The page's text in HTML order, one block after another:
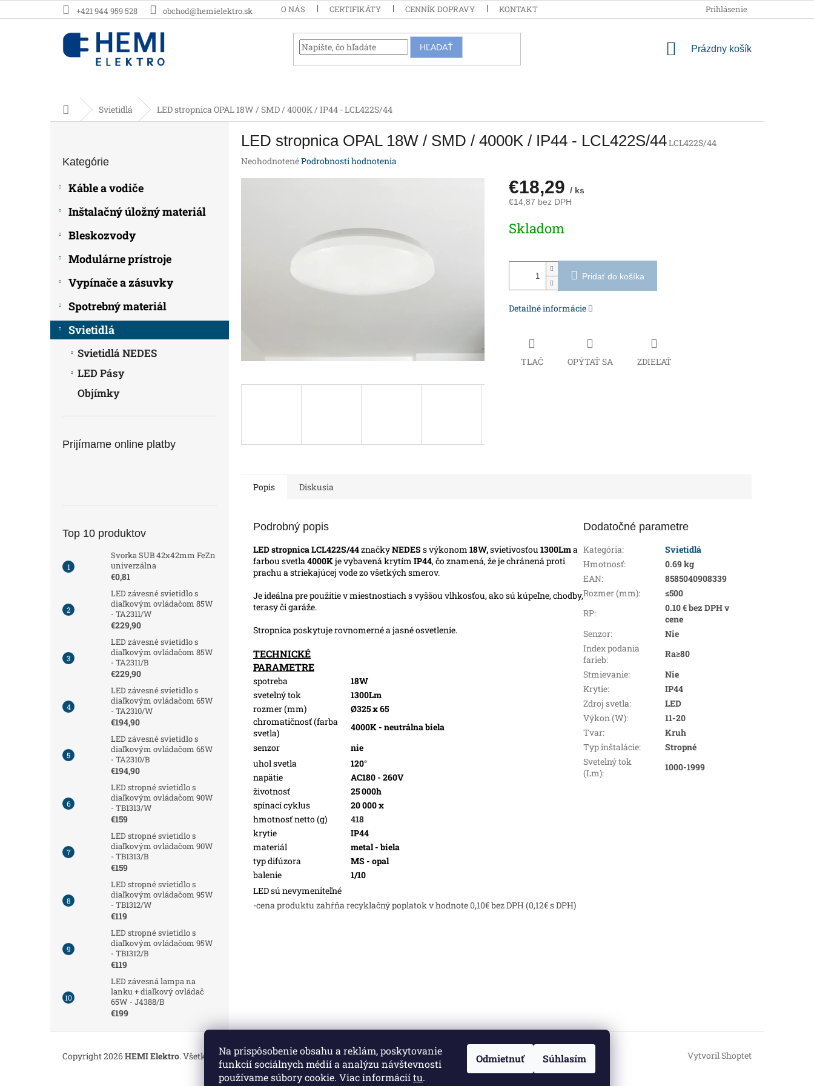
Na prispôsobenie obsahu a reklám, poskytovanie
funkcií sociálnych médií a analýzu návštevnosti
používame súbory cookie. Viac informáciítu.
Odmietnuť Súhlasím
na
+421 944 959 528 obchod@hemielektro.sk O NÁS CERTIFIKÁTY CENNÍK DOPRAVY KONTAKT PODMIENKY OCHRANY
Prihlásenie
HĽADAŤ
NÁKUPNÝ
Prázdny košík
DomovSvietidlá LED stropnica OPAL 18W / SMD / 4000K / IP44 - LCL422S/44
kategórie
Kategórie
Káble a vodiče
Inštalačný úložný materiál
Bleskozvody
Modulárne prístroje
Vypínače a zásuvky
Spotrebný materiál
Svietidlá
Svietidlá NEDES
LED Pásy
Objímky
Prijímame online platby
Top 10 produktov
Svorka SUB 42x42mm FeZn
univerzálna
€0,81
LED závesné svietidlo s
diaľkovým ovládačom 85W
- TA2311/W
€229,90
LED závesné svietidlo s
diaľkovým ovládačom 85W
- TA2311/B
€229,90
LED závesné svietidlo s
diaľkovým ovládačom 65W
- TA2310/W
€194,90
LED závesné svietidlo s
diaľkovým ovládačom 65W
- TA2310/B
€194,90
LED stropné svietidlo s
diaľkovým ovládačom 90W
- TB1313/W
€159
LED stropné svietidlo s
diaľkovým ovládačom 90W
- TB1313/B
€159
LED stropné svietidlo s
diaľkovým ovládačom 95W
- TB1312/W
€119
LED stropné svietidlo s
diaľkovým ovládačom 95W
- TB1312/B
€119
LED závesná lampa na
lanku + diaľkový ovládač
65W - J4388/B
€199
LED stropnica OPAL 18W / SMD / 4000K / IP44 - LCL422S/44LCL422S/44
Priemerné
NeohodnotenéPodrobnosti hodnotenia
€18,29 / ks
€14,87 bez DPH
cena:
Skladom
Pridať do košíka
Detailné informácie
TLAČ OPÝTAŤ SA ZDIEĽAŤ
Popis Diskusia
Podrobný popis
LED stropnica LCL422S/44značkyNEDES s výkonom 18W,svietivosťou 1300Lma
farbou svetla 4000K je vybavená krytím IP44, čo znamená, že je chránená proti
prachu a striekajúcej vode zo všetkých smerov.
Je ideálna pre použitie v miestnostiach s vyššou vlhkosťou, ako sú kúpeľne, chodby,
terasy či garáže.
Stropnica poskytuje rovnomerné a jasné osvetlenie.
TECHNICKÉ
PARAMETRE
spotreba
18W
svetelný tok
1300Lm
rozmer (mm)
Ø325 x 65
chromatičnosť (farba
svetla)
4000K - neutrálna biela
senzor
nie
uhol svetla
120°
napätie
AC180 - 260V
životnosť
25 000h
spínací cyklus
20 000 x
hmotnosť netto (g)
418
krytie
IP44
materiál
metal - biela
typ difúzora
MS - opal
balenie
1/10
LED sú nevymeniteľné
-cena produktu zahŕňa recyklačný poplatok v hodnote 0,10€ bez DPH (0,12€ s DPH)
Dodatočné parametre
Kategória:
Svietidlá
Hmotnosť:
0.69 kg
EAN:
8585040908339
Rozmer (mm):
≤500
RP:
0.10 € bez DPH v
cene
Senzor:
Nie
Index podania
farieb:
Ra≥80
Stmievanie:
Nie
Krytie:
IP44
Zdroj svetla:
LED
Výkon (W):
11-20
Tvar:
Kruh
Typ inštalácie:
Stropné
Svetelný tok
(Lm):
1000-1999
Vytvoril Shoptet
Copyright 2026HEMI Elektro. Všetky práva vyhradené.Upraviť nastavenie cookies